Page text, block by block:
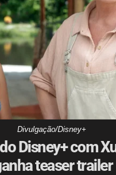
Divulgação/Disney+
Disney+ com
teaser trailer